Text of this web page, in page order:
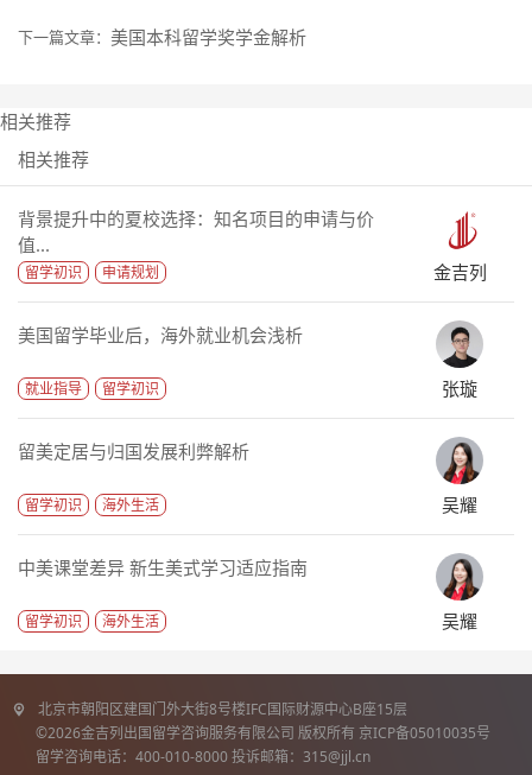
下一篇文章： 美国本科留学奖学金解析
相关推荐
相关推荐
背景提升中的夏校选择：知名项目的申请与价
值...
留学初识 申请规划 金吉列
美国留学毕业后，海外就业机会浅析
就业指导 留学初识 张璇
留美定居与归国发展利弊解析
留学初识 海外生活 吴耀
中美课堂差异 新生美式学习适应指南
留学初识 海外生活 吴耀
北京市朝阳区建国门外大街8号楼IFC国际财源中心B座15层
©2026金吉列出国留学咨询服务有限公司 版权所有 京ICP备05010035号
留学咨询电话：400-010-8000 投诉邮箱：315@jjl.cn